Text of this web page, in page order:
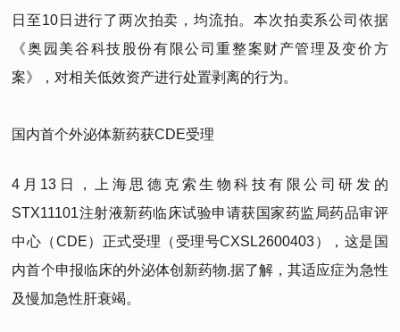
日至10日进行了两次拍卖，均流拍。本次拍卖系公司依据
《奥园美谷科技股份有限公司重整案财产管理及变价方
案》，对相关低效资产进行处置剥离的行为。
国内首个外泌体新药获CDE受理
4月13日，上海思德克索生物科技有限公司研发的
STX11101注射液新药临床试验申请获国家药监局药品审评
中心（CDE）正式受理（受理号CXSL2600403），这是国
内首个申报临床的外泌体创新药物.据了解，其适应症为急性
及慢加急性肝衰竭。